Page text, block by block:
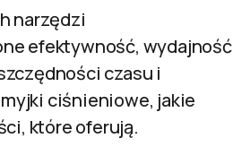
narzędzi
efektywność, wydajność
czasu i
ciśnieniowe, jakie
które oferują.